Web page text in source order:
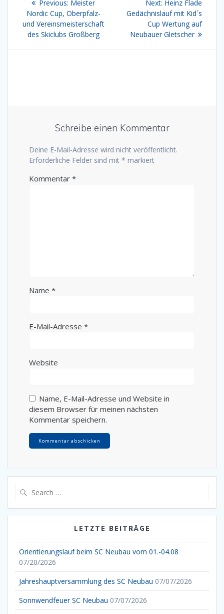
Previous: Previous
post:
Meister
Nordic Cup, Oberpfalz-
und Vereinsmeisterschaft
des Skiclubs Großberg
Next: Next
post:
Heinz Flade
Gedächnislauf mit Kid´s
Cup Wertung auf
Neubauer Gletscher
Schreibe einen Kommentar
Deine E-Mail-Adresse wird nicht veröffentlicht.
Erforderliche Felder sind mit * markiert
Kommentar *
Name *
E-Mail-Adresse *
Website
Name, E-Mail-Adresse und Website in
diesem Browser für meinen nächsten
Kommentar speichern.
LETZTE BEITRÄGE
Orientierungslauf beim SC Neubau vom 01.-04.08
07/20/2026
Jahreshauptversammlung des SC Neubau 07/07/2026
Sonnwendfeuer SC Neubau 07/07/2026